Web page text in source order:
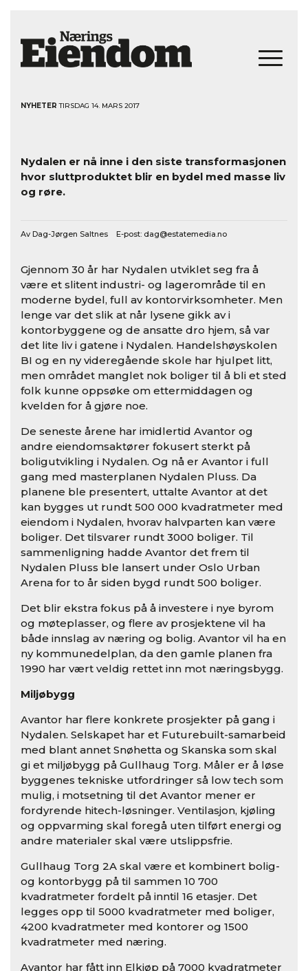
NYHETER TIRSDAG 14. MARS 2017
Nydalen er nå inne i den siste transformasjonen
hvor sluttproduktet blir en bydel med masse liv
og røre.
Av Dag-Jørgen Saltnes E-post: dag@estatemedia.no
Gjennom 30 år har Nydalen utviklet seg fra å
være et slitent industri- og lagerområde til en
moderne bydel, full av kontorvirksomheter. Men
lenge var det slik at når lysene gikk av i
kontorbyggene og de ansatte dro hjem, så var
det lite liv i gatene i Nydalen. Handelshøyskolen
BI og en ny videregående skole har hjulpet litt,
men området manglet nok boliger til å bli et sted
folk kunne oppsøke om ettermiddagen og
kvelden for å gjøre noe.
De seneste årene har imidlertid Avantor og
andre eiendomsaktører fokusert sterkt på
boligutvikling i Nydalen. Og nå er Avantor i full
gang med masterplanen Nydalen Pluss. Da
planene ble presentert, uttalte Avantor at det
kan bygges ut rundt 500 000 kvadratmeter med
eiendom i Nydalen, hvorav halvparten kan være
boliger. Det tilsvarer rundt 3000 boliger. Til
sammenligning hadde Avantor det frem til
Nydalen Pluss ble lansert under Oslo Urban
Arena for to år siden bygd rundt 500 boliger.
Det blir ekstra fokus på å investere i nye byrom
og møteplasser, og flere av prosjektene vil ha
både innslag av næring og bolig. Avantor vil ha en
ny kommunedelplan, da den gamle planen fra
1990 har vært veldig rettet inn mot næringsbygg.
Miljøbygg
Avantor har flere konkrete prosjekter på gang i
Nydalen. Selskapet har et Futurebuilt-samarbeid
med blant annet Snøhetta og Skanska som skal
gi et miljøbygg på Gullhaug Torg. Måler er å løse
byggenes tekniske utfordringer så low tech som
mulig, i motsetning til det Avantor mener er
fordyrende hitech-løsninger. Ventilasjon, kjøling
og oppvarming skal foregå uten tilført energi og
andre materialer skal være utslippsfrie.
Gullhaug Torg 2A skal være et kombinert bolig-
og kontorbygg på til sammen 10 700
kvadratmeter fordelt på inntil 16 etasjer. Det
legges opp til 5000 kvadratmeter med boliger,
4200 kvadratmeter med kontorer og 1500
kvadratmeter med næring.
Avantor har fått inn Elkjøp på 7000 kvadratmeter